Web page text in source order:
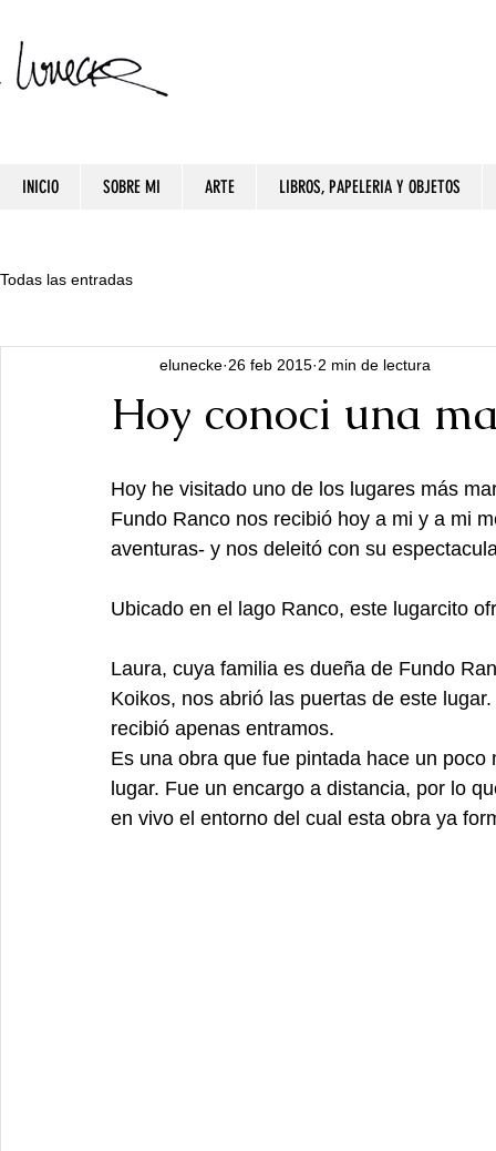
INICIO SOBRE MI ARTE LIBROS, PAPELERIA Y OBJETOS
Todas las entradas
Hoy conoci una
elunecke 26 feb 2015 2 min de lectura
Hoy he visitado uno de los lugares más
Fundo Ranco nos recibió hoy a mi y a mi
aventuras- y nos deleitó con su
Ubicado en el lago Ranco, este lugarcito
Laura, cuya familia es dueña de Fundo
Koikos, nos abrió las puertas de este
recibió apenas entramos.
Es una obra que fue pintada hace un
lugar. Fue un encargo a distancia, por lo
en vivo el entorno del cual esta obra ya